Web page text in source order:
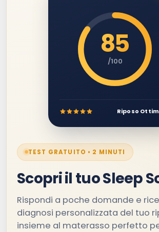
TEST GRATUITO • 2 MINUTI
Scopri il tuo Sleep
Rispondi a poche domande e
diagnosi personalizzata del tuo
insieme al materasso perfetto
85
/100
Riposo